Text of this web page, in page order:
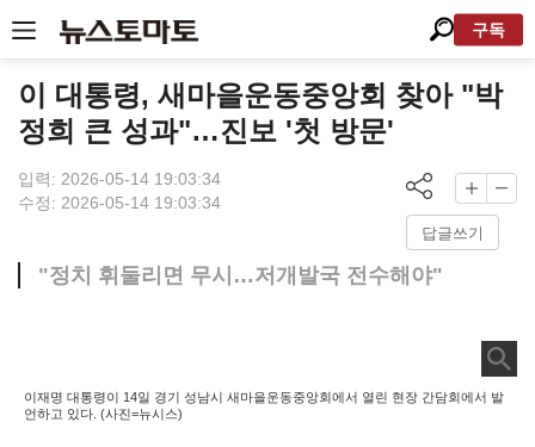
구독
이 대통령, 새마을운동중앙회 찾아 "박
정희 큰 성과"…진보 '첫 방문'
입력: 2026-05-14 19:03:34
수정: 2026-05-14 19:03:34
답글쓰기
"정치 휘둘리면 무시…저개발국 전수해야"
이재명 대통령이 14일 경기 성남시 새마을운동중앙회에서 열린 현장 간담회에서 발
언하고 있다. (사진=뉴시스)